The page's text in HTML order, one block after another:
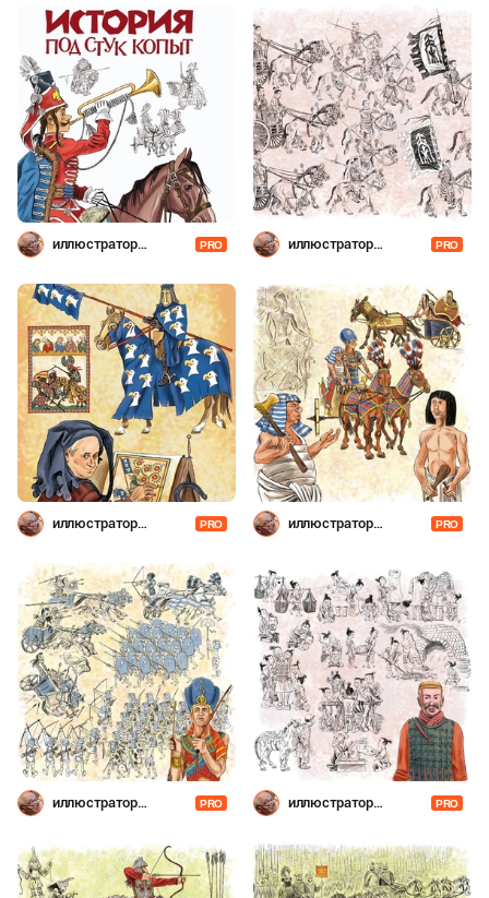
иллюстратор
PRO
иллюстратор
PRO
иллюстратор
PRO
иллюстратор
PRO
иллюстратор
PRO
иллюстратор
PRO